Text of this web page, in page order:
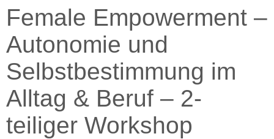
Female Empowerment –
Autonomie und
Selbstbestimmung im
Alltag & Beruf – 2-
teiliger Workshop